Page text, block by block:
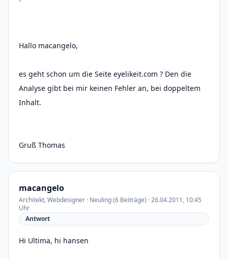
Hallo macangelo,
es geht schon um die Seite eyelikeit.com ? Den die
Analyse gibt bei mir keinen Fehler an, bei doppeltem
Inhalt.
Gruß Thomas
macangelo
Architekt, Webdesigner · Neuling (6 Beiträge) · 26.04.2011, 10:45
Uhr
Antwort
Hi Ultima, hi hansen